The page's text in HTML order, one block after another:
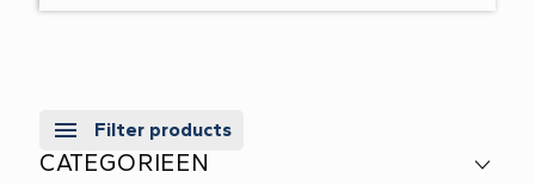
Filter products
CATEGORIEEN